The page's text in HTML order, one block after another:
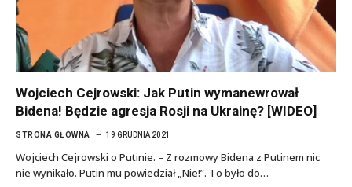
Wojciech Cejrowski: Jak Putin wymanewrował
Bidena! Będzie agresja Rosji na Ukrainę? [WIDEO]
STRONA GŁÓWNA 19 GRUDNIA 2021
Wojciech Cejrowski o Putinie. – Z rozmowy Bidena z Putinem nic
nie wynikało. Putin mu powiedział „Nie!”. To było do…